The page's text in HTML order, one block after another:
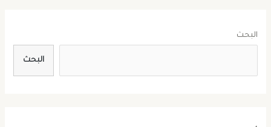
البحث
البحث